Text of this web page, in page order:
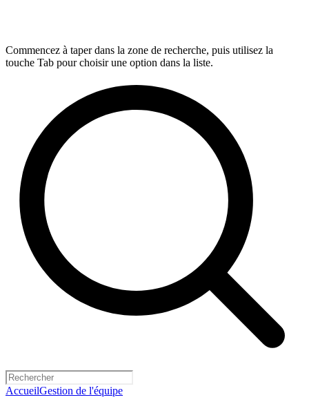
Commencez à taper dans la zone de recherche, puis utilisez la
touche Tab pour choisir une option dans la liste.
AccueilGestion de l'équipe